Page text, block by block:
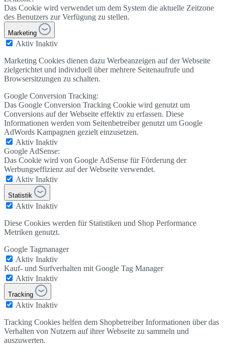
Das Cookie wird verwendet um dem System die aktuelle Zeitzone
des Benutzers zur Verfügung zu stellen.
Marketing
Aktiv Inaktiv
Marketing Cookies dienen dazu Werbeanzeigen auf der Webseite
zielgerichtet und individuell über mehrere Seitenaufrufe und
Browsersitzungen zu schalten.
Google Conversion Tracking:
Das Google Conversion Tracking Cookie wird genutzt um
Conversions auf der Webseite effektiv zu erfassen. Diese
Informationen werden vom Seitenbetreiber genutzt um Google
AdWords Kampagnen gezielt einzusetzen.
Aktiv Inaktiv
Google AdSense:
Das Cookie wird von Google AdSense für Förderung der
Werbungseffizienz auf der Webseite verwendet.
Aktiv Inaktiv
Statistik
Aktiv Inaktiv
Diese Cookies werden für Statistiken und Shop Performance
Metriken genutzt.
Google Tagmanager
Aktiv Inaktiv
Kauf- und Surfverhalten mit Google Tag Manager
Aktiv Inaktiv
Tracking
Aktiv Inaktiv
Tracking Cookies helfen dem Shopbetreiber Informationen über das
Verhalten von Nutzern auf ihrer Webseite zu sammeln und
auszuwerten.